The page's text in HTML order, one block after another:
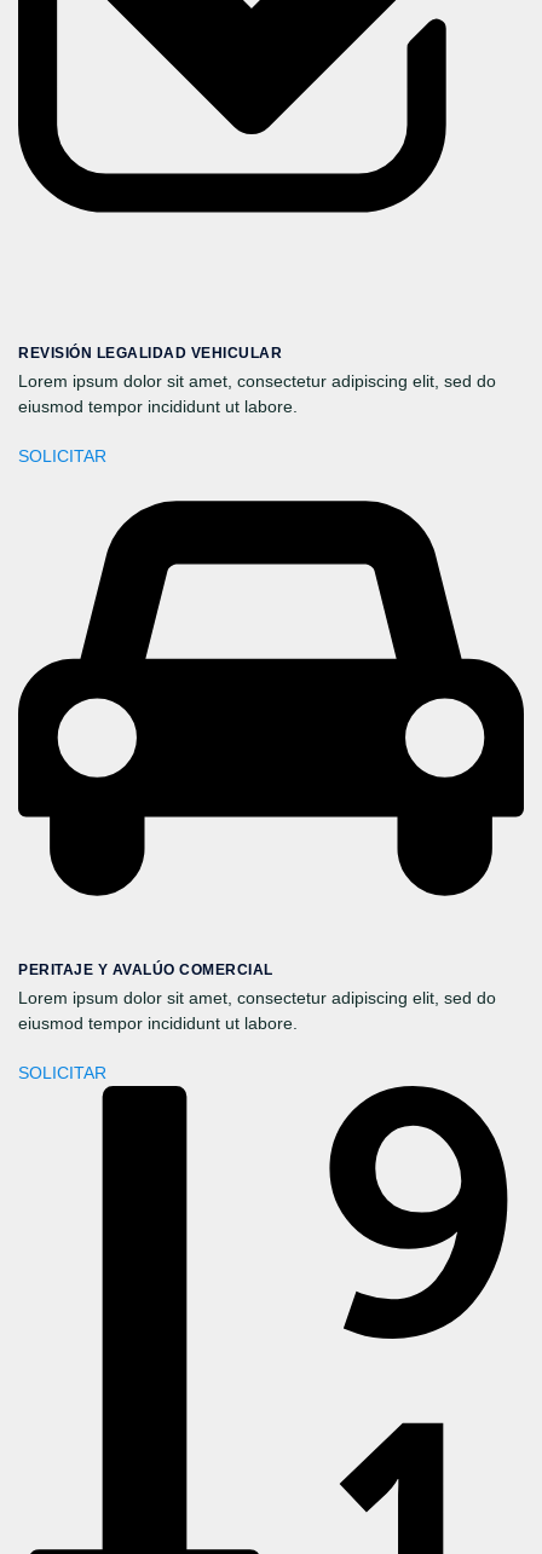
REVISIÓN LEGALIDAD VEHICULAR
Lorem ipsum dolor sit amet, consectetur adipiscing elit, sed do
eiusmod tempor incididunt ut labore.
SOLICITAR
PERITAJE Y AVALÚO COMERCIAL
Lorem ipsum dolor sit amet, consectetur adipiscing elit, sed do
eiusmod tempor incididunt ut labore.
SOLICITAR